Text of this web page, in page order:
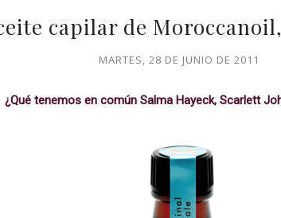
capilar de
MARTES, 28 DE JUNIO DE 2011
¿Qué tenemos en común Salma Hayeck, Scarlett